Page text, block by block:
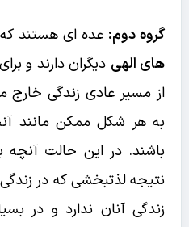
گروه دوم: عده ای هستند
های الهی دیگران دارند و
از مسیر عادی زندگی
به هر شکل ممکن مانند
باشند. در این حالت آنچه
نتیجه لذتبخشی که در
زندگی آنان ندارد و در